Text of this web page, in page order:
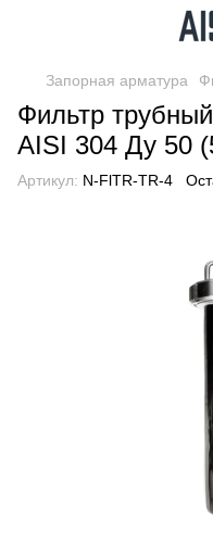
Запорная арматура
Фильтр
AISI 304 Ду 50
Артикул: N-FlTR-TR-4